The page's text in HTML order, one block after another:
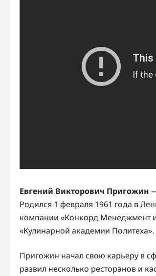
Евгений Викторович Пригожин
Родился 1 февраля 1961 года в
компании «Конкорд Менеджмент и
«Кулинарной академии Политеха».
Пригожин начал свою карьеру в
развил несколько ресторанов и